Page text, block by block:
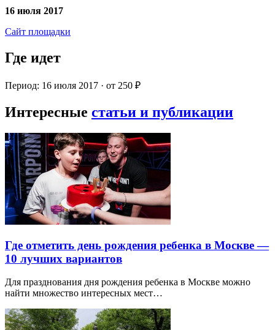
16 июля 2017
Сайт площадки
Где идет
Период: 16 июля 2017 · от 250 ₽
Интересные статьи и публикации
Где отметить день рождения ребенка в Москве —
10 лучших вариантов
Для празднования дня рождения ребенка в Москве можно
найти множество интересных мест…